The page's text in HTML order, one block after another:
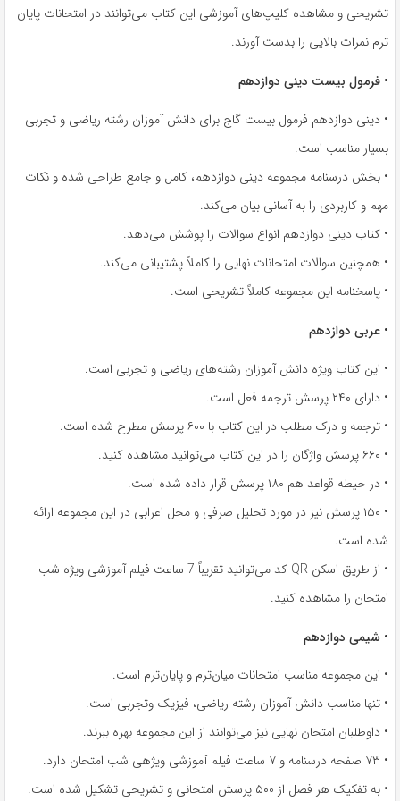
تشریحی و مشاهده کلیپ‌های آموزشی این کتاب می‌توانند در امتحانات پایان
ترم نمرات بالایی را بدست آورند.
• فرمول بیست دینی دوازدهم
• دینی دوازدهم فرمول بیست گاج برای دانش آموزان رشته ریاضی و تجربی
بسیار مناسب است.
• بخش درسنامه مجموعه دینی دوازدهم، کامل و جامع طراحی شده و نکات
مهم و کاربردی را به آسانی بیان می‌کند.
• کتاب دینی دوازدهم انواع سوالات را پوشش می‌دهد.
• همچنین سوالات امتحانات نهایی را کاملاً پشتیبانی می‌کند.
• پاسخنامه این مجموعه کاملاً تشریحی است.
• عربی دوازدهم
• این کتاب ویژه دانش آموزان رشته‌های ریاضی و تجربی است.
• دارای ۲۴۰ پرسش ترجمه فعل است.
• ترجمه و درک مطلب در این کتاب با ۶۰۰ پرسش مطرح شده است.
• ۶۶۰ پرسش واژگان را در این کتاب می‌توانید مشاهده کنید.
• در حیطه قواعد هم ۱۸۰ پرسش قرار داده شده است.
• ۱۵۰ پرسش نیز در مورد تحلیل صرفی و محل اعرابی در این مجموعه ارائه
شده است.
• از طریق اسکن QR کد می‌توانید تقریباً 7 ساعت فیلم آموزشی ویژه شب
امتحان را مشاهده کنید.
• شیمی دوازدهم
• این مجموعه مناسب امتحانات میان‌ترم و پایان‌ترم است.
• تنها مناسب دانش آموزان رشته ریاضی، فیزیک وتجربی است.
• داوطلبان امتحان نهایی نیز می‌توانند از این مجموعه بهره ببرند.
• ۷۳ صفحه درسنامه و ۷ ساعت فیلم آموزشی ویژهی شب امتحان دارد.
• به تفکیک هر فصل از ۵۰۰ پرسش امتحانی و تشریحی تشکیل شده است.